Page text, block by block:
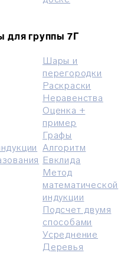
для группы 7Г
Шары и
перегородки
Раскраски
Неравенства
Оценка +
пример
Графы
Алгоритм
Евклида
Метод
математической
индукции
Подсчет двумя
способами
Усреднение
Деревья